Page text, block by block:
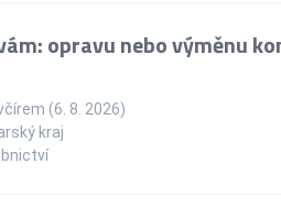
opravu nebo výměnu
(6. 8. 2026)
kraj